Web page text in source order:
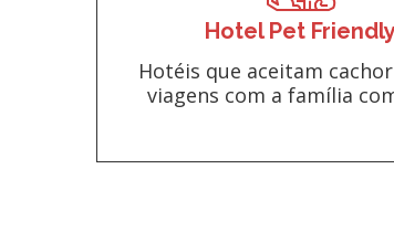
Hotel Pet
Hotéis que aceitam
viagens com a família